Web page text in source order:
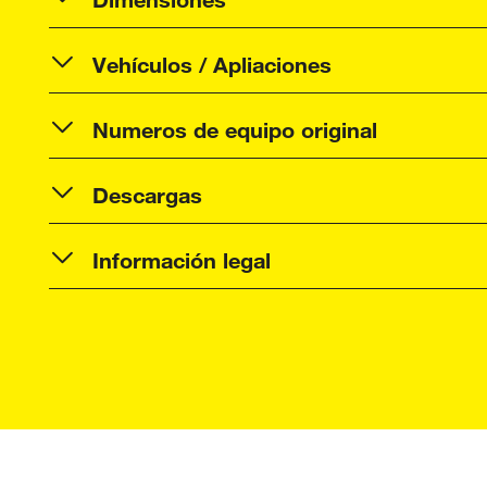
Vehículos / Apliaciones
Numeros de equipo original
Descargas
Información legal